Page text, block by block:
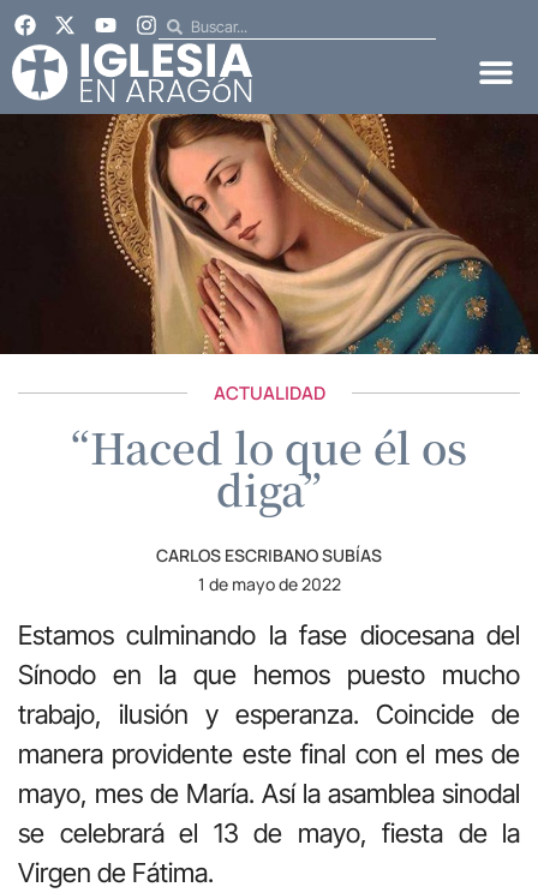
ACTUALIDAD
“Haced lo que él os
diga”
CARLOS ESCRIBANO SUBÍAS
1 de mayo de 2022
Estamos culminando la fase diocesana del
Sínodo en la que hemos puesto mucho
trabajo, ilusión y esperanza. Coincide de
manera providente este final con el mes de
mayo, mes de María. Así la asamblea sinodal
se celebrará el 13 de mayo, fiesta de la
Virgen de Fátima.